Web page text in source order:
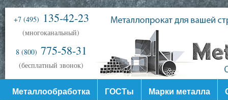
+7 (495) 135-42-23
(многоканальный)
8 (800) 775-58-31
(бесплатный звонок)
Металлообработка ГОСТы Марки металла